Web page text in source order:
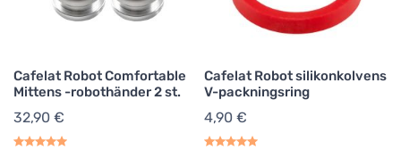
Cafelat Robot Comfortable
Mittens -robothänder 2 st.
32,90 €
Cafelat Robot silikonkolvens
V-packningsring
4,90 €